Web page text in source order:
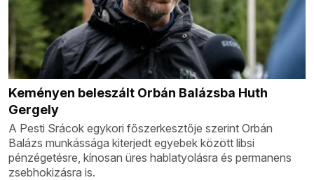
Keményen beleszált Orbán Balázsba Huth
Gergely
A Pesti Srácok egykori főszerkesztője szerint Orbán
Balázs munkássága kiterjedt egyebek között libsi
pénzégetésre, kínosan üres hablatyolásra és permanens
zsebhokizásra is.